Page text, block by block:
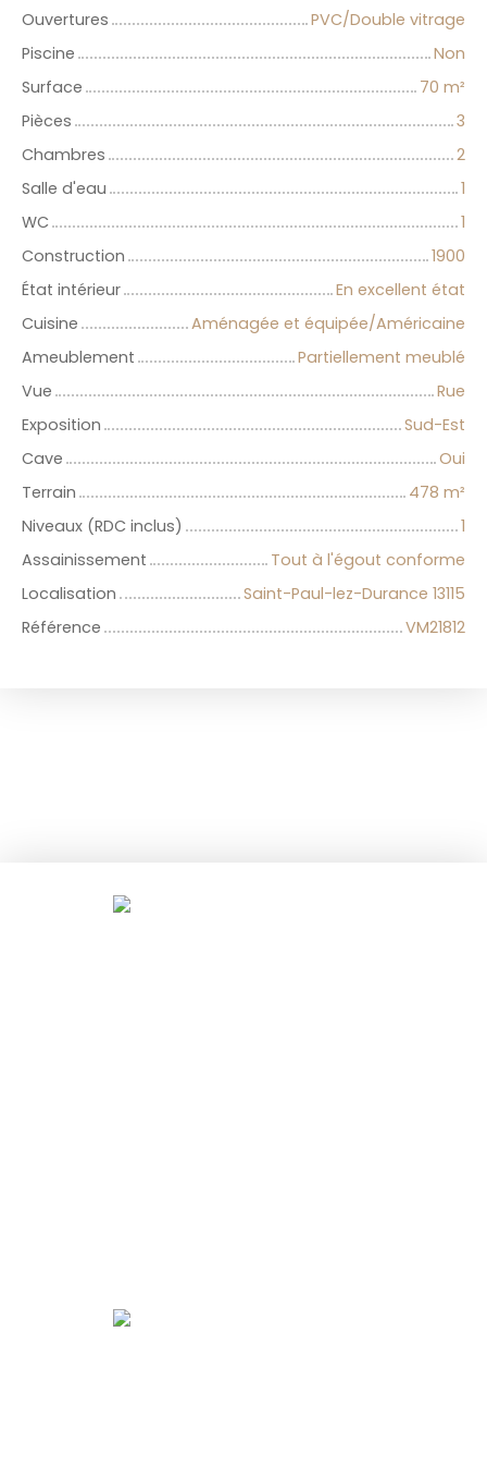
Ouvertures
PVC/Double vitrage
Piscine
Non
Surface
70 m²
Pièces
3
Chambres
2
Salle d'eau
1
WC
1
Construction
1900
État intérieur
En excellent état
Cuisine
Aménagée et équipée/Américaine
Ameublement
Partiellement meublé
Vue
Rue
Exposition
Sud-Est
Cave
Oui
Terrain
478 m²
Niveaux (RDC inclus)
1
Assainissement
Tout à l'égout conforme
Localisation
Saint-Paul-lez-Durance 13115
Référence
VM21812